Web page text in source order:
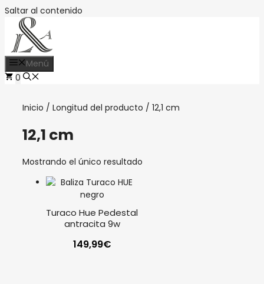
Saltar al contenido
Menú
0
Inicio / Longitud del producto / 12,1 cm
12,1 cm
Mostrando el único resultado
Turaco Hue Pedestal
antracita 9w
149,99€